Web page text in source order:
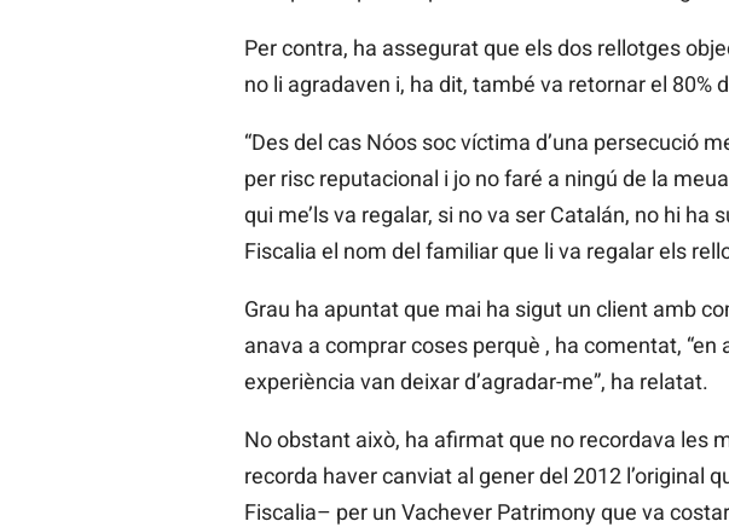
Per contra, ha assegurat que els dos rellotges
no li agradaven i, ha dit, també va retornar el 80%
“Des del cas Nóos soc víctima d’una persecució
per risc reputacional i jo no faré a ningú de la
qui me’ls va regalar, si no va ser Catalán, no hi ha
Fiscalia el nom del familiar que li va regalar els
Grau ha apuntat que mai ha sigut un client amb
anava a comprar coses perquè , ha comentat, “en
experiència van deixar d’agradar-me”, ha relatat.
No obstant això, ha afirmat que no recordava les
recorda haver canviat al gener del 2012 l’original
Fiscalia– per un Vachever Patrimony que va